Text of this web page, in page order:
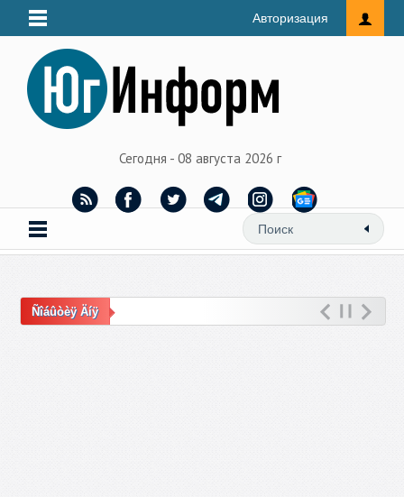
Авторизация
Сегодня - 08 августа 2026 г
Ñîáûòèÿ Äíÿ